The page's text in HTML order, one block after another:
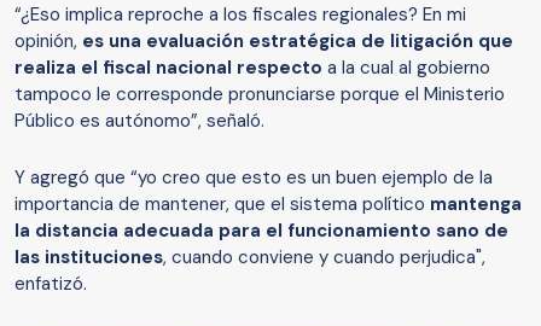
“¿Eso implica reproche a los fiscales regionales? En mi
opinión, es una evaluación estratégica de litigación que
realiza el fiscal nacional respecto a la cual al gobierno
tampoco le corresponde pronunciarse porque el Ministerio
Público es autónomo”, señaló.
Y agregó que “yo creo que esto es un buen ejemplo de la
importancia de mantener, que el sistema político mantenga
la distancia adecuada para el funcionamiento sano de
las instituciones, cuando conviene y cuando perjudica",
enfatizó.